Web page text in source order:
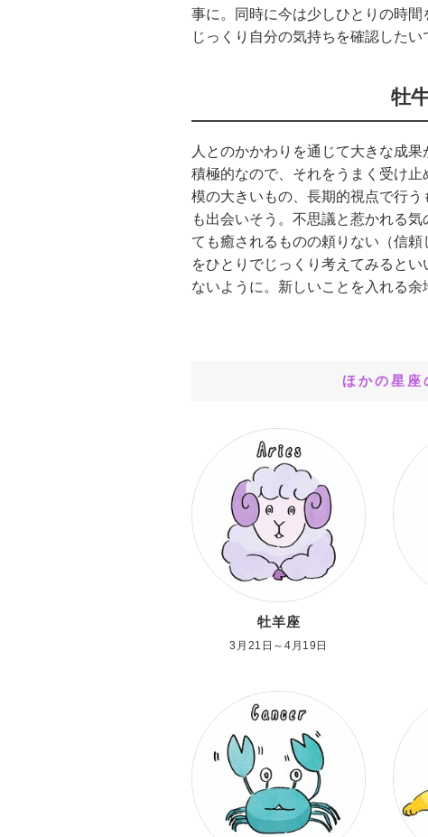
事に。同時に今は少しひとりの時間
じっくり自分の気持ちを確認したい
牡
人とのかかわりを通じて大きな成
積極的なので、それをうまく受け
模の大きいもの、長期的視点で行
も出会いそう。不思議と惹かれる
ても癒されるものの頼りない（信
をひとりでじっくり考えてみると
ないように。新しいことを入れる余
ほかの星座
牡羊座
3月21日～4月19日